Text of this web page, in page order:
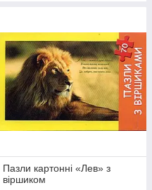
Пазли картонні «Лев» з
віршиком